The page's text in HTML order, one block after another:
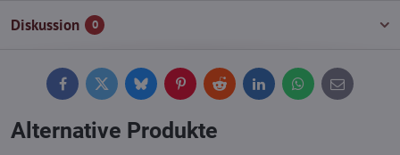
Diskussion 0
FacebookTwitterBlueskyPinterestReddit LinkedInWhatsApp
E-
mail
Alternative Produkte